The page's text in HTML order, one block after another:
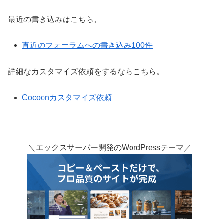
最近の書き込みはこちら。
直近のフォーラムへの書き込み100件
詳細なカスタマイズ依頼をするならこちら。
Cocoonカスタマイズ依頼
＼エックスサーバー開発のWordPressテーマ／